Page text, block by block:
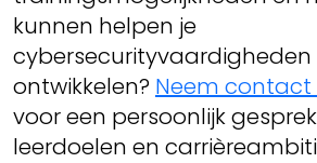
kunnen helpen je
cybersecurityvaardigheden
ontwikkelen? Neem
voor een persoonlijk
leerdoelen en